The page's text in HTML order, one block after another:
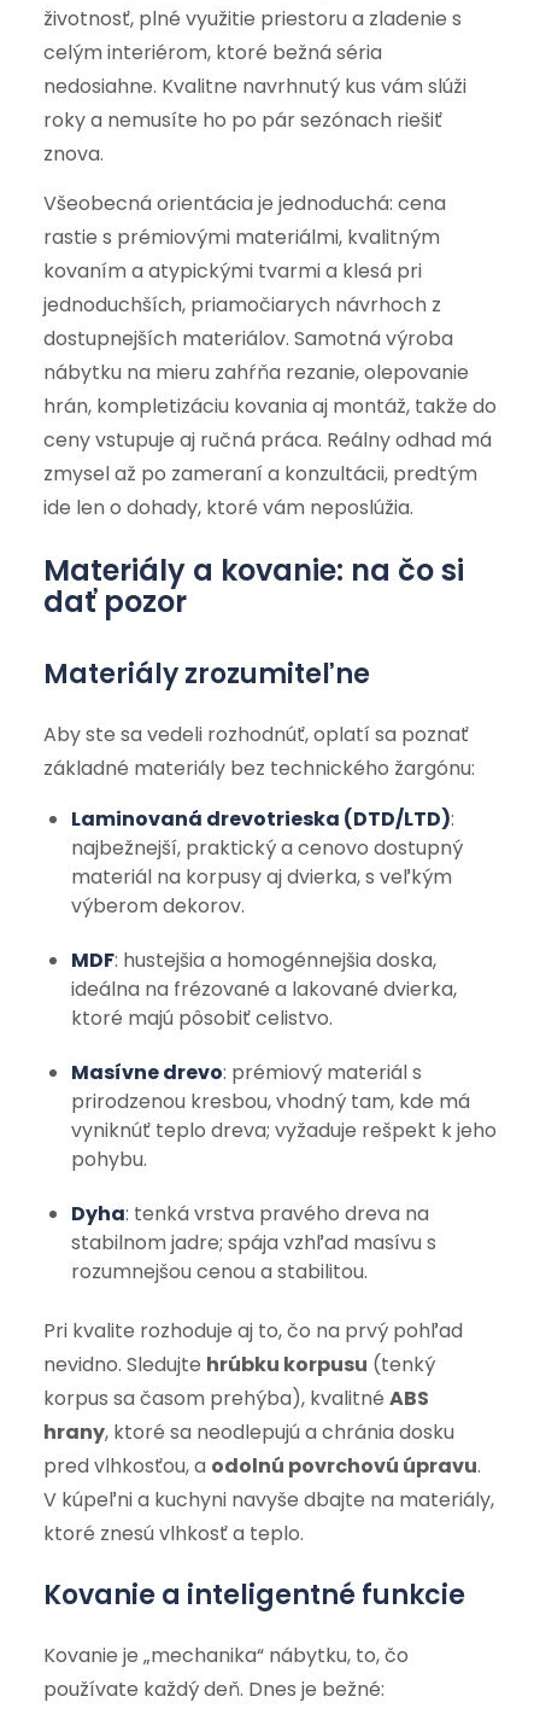
životnosť, plné využitie priestoru a zladenie s
celým interiérom, ktoré bežná séria
nedosiahne. Kvalitne navrhnutý kus vám slúži
roky a nemusíte ho po pár sezónach riešiť
znova.
Všeobecná orientácia je jednoduchá: cena
rastie s prémiovými materiálmi, kvalitným
kovaním a atypickými tvarmi a klesá pri
jednoduchších, priamočiarych návrhoch z
dostupnejších materiálov. Samotná výroba
nábytku na mieru zahŕňa rezanie, olepovanie
hrán, kompletizáciu kovania aj montáž, takže do
ceny vstupuje aj ručná práca. Reálny odhad má
zmysel až po zameraní a konzultácii, predtým
ide len o dohady, ktoré vám neposlúžia.
Materiály a kovanie: na čo si
dať pozor
Materiály zrozumiteľne
Aby ste sa vedeli rozhodnúť, oplatí sa poznať
základné materiály bez technického žargónu:
Laminovaná drevotrieska (DTD/LTD):
najbežnejší, praktický a cenovo dostupný
materiál na korpusy aj dvierka, s veľkým
výberom dekorov.
MDF: hustejšia a homogénnejšia doska,
ideálna na frézované a lakované dvierka,
ktoré majú pôsobiť celistvo.
Masívne drevo: prémiový materiál s
prirodzenou kresbou, vhodný tam, kde má
vyniknúť teplo dreva; vyžaduje rešpekt k jeho
pohybu.
Dyha: tenká vrstva pravého dreva na
stabilnom jadre; spája vzhľad masívu s
rozumnejšou cenou a stabilitou.
Pri kvalite rozhoduje aj to, čo na prvý pohľad
nevidno. Sledujte hrúbku korpusu (tenký
korpus sa časom prehýba), kvalitné ABS
hrany, ktoré sa neodlepujú a chránia dosku
pred vlhkosťou, a odolnú povrchovú úpravu.
V kúpeľni a kuchyni navyše dbajte na materiály,
ktoré znesú vlhkosť a teplo.
Kovanie a inteligentné funkcie
Kovanie je „mechanika“ nábytku, to, čo
používate každý deň. Dnes je bežné: